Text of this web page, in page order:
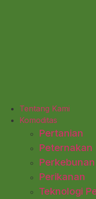
Tentang Kami
Komoditas
Pertanian
Peternakan
Perkebunan
Perikanan
Teknologi